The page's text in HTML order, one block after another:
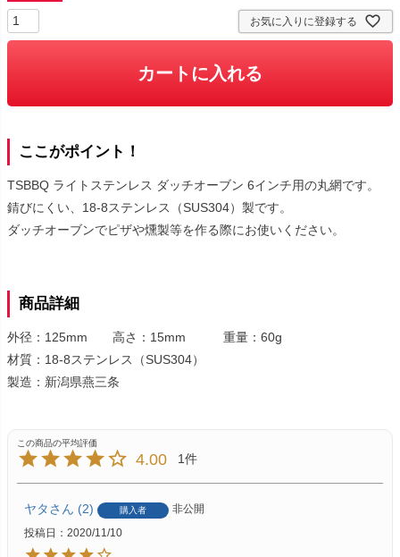
お気に入りに登録する
カートに入れる
ここがポイント！
TSBBQ ライトステンレス ダッチオーブン 6インチ用の丸網です。
錆びにくい、18-8ステンレス（SUS304）製です。
ダッチオーブンでピザや燻製等を作る際にお使いください。
商品詳細
外径：125mm 高さ：15mm 重量：60g
材質：18-8ステンレス（SUS304）
製造：新潟県燕三条
4.00 1
ヤタ 2 購入者
非公開
投稿日
2020/11/10